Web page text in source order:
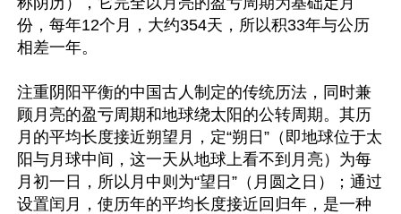
份，每年12个月，大约354天，所以积33年与公历
相差一年。
注重阴阳平衡的中国古人制定的传统历法，同时兼
顾月亮的盈亏周期和地球绕太阳的公转周期。其历
月的平均长度接近朔望月，定“朔日”（即地球位于太
阳与月球中间，这一天从地球上看不到月亮）为每
月初一日，所以月中则为“望日”（月圆之日）；通过
设置闰月，使历年的平均长度接近回归年，是一种